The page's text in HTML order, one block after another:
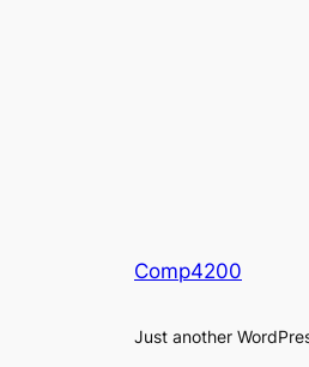
Comp4200
Just another